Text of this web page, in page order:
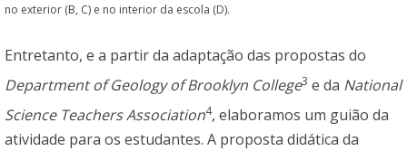
no exterior (B, C) e no interior da escola (D).
Entretanto, e a partir da adaptação das propostas do
Department of Geology of Brooklyn College3 e da National
Science Teachers Association4, elaboramos um guião da
atividade para os estudantes. A proposta didática da